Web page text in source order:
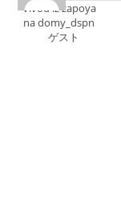
Vivod iz zapoya
na domy_dspn
ゲスト